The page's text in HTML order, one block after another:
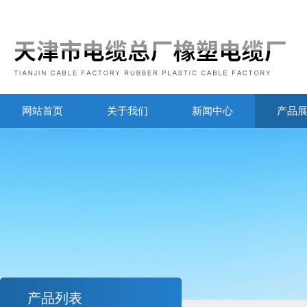
网站首页 关于我们 新闻中心 产品
产品列表